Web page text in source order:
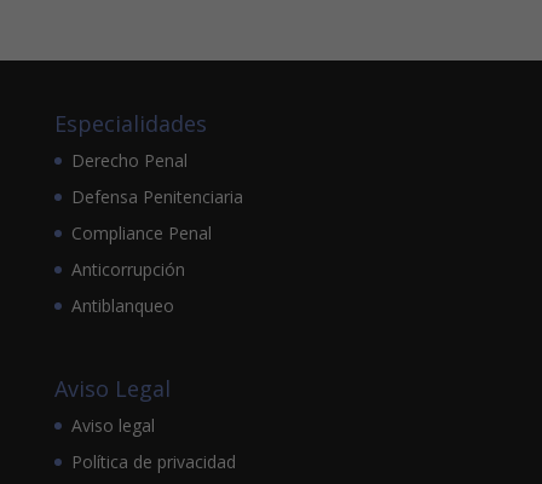
Especialidades
Derecho Penal
Defensa Penitenciaria
Compliance Penal
Anticorrupción
Antiblanqueo
Aviso Legal
Aviso legal
Política de privacidad